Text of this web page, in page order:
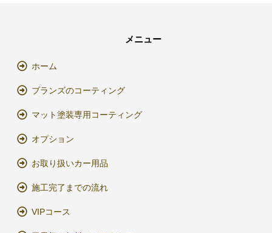
メニュー
ホーム
ブランズのコーティング
マット塗装専用コーティング
オプション
お取り扱いカー用品
施工完了までの流れ
VIPコース